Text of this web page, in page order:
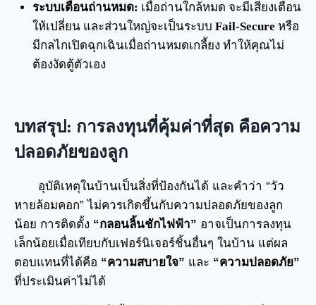
ระบบเตือนถ่านหมด: เมื่อถ่านใกล้หมด จะมีเสียงเตือน
ให้เปลี่ยน และส่วนใหญ่จะเป็นระบบ Fail-Secure หรือ
มีกลไกเปิดฉุกเฉินเมื่อถ่านหมดเกลี้ยง ทำให้คุณไม่
ต้องงัดตู้ตัวเอง
บทสรุป: การลงทุนที่คุ้มค่าที่สุด คือความ
ปลอดภัยของลูก
อุบัติเหตุในบ้านเป็นสิ่งที่ป้องกันได้ และคำว่า “วัว
หายล้อมคอก” ไม่ควรเกิดขึ้นกับความปลอดภัยของลูก
น้อย การติดตั้ง “กลอนลิ้นชักไฟฟ้า” อาจเป็นการลงทุน
เล็กน้อยเมื่อเทียบกับเฟอร์นิเจอร์ชิ้นอื่นๆ ในบ้าน แต่ผล
ตอบแทนที่ได้คือ “ความสบายใจ” และ “ความปลอดภัย”
ที่ประเมินค่าไม่ได้